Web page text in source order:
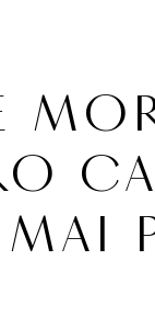
MAI